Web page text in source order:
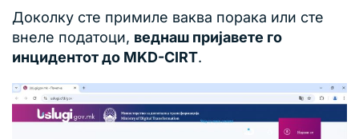
Доколку сте примиле ваква порака или сте
внеле податоци, веднаш пријавете го
инцидентот до MKD-CIRT.